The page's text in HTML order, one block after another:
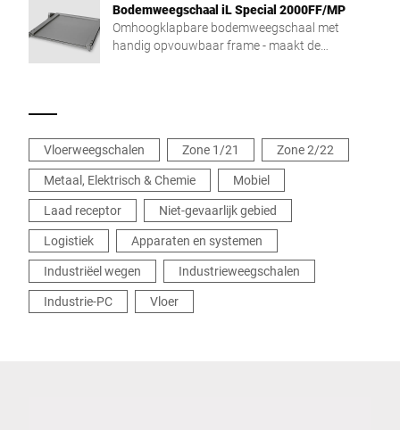
Bodemweegschaal iL Special 2000FF/MP
Omhoogklapbare bodemweegschaal met
handig opvouwbaar frame - maakt de
Vloerweegschalen Zone 1/21
Zone 2/22
Metaal, Elektrisch & Chemie
Mobiel
Laad receptor
Niet-gevaarlijk gebied
Logistiek
Apparaten en systemen
Industriëel wegen
Industrieweegschalen
Industrie-PC
Vloer